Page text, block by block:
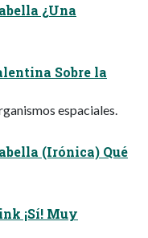
¿Una
Sobre la
espaciales.
(Irónica) Qué
¡Sí! Muy